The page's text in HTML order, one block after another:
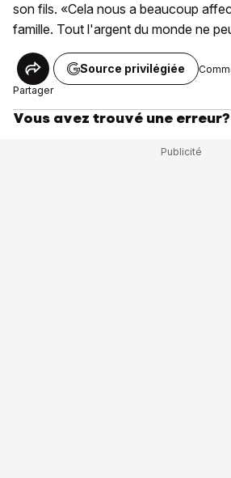
son fils. «Cela nous a beaucoup
famille. Tout l'argent du monde ne
Partager
Source privilégiée
Vous avez trouvé une erreur?